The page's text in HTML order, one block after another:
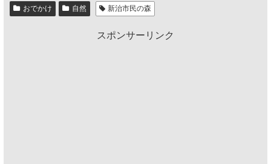
おでかけ 自然 新治市民の森
スポンサーリンク